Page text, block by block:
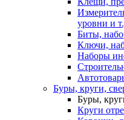
уровни и
Биты,
Ключи,
Наборы
Буры, круги,
Буры,
Круги